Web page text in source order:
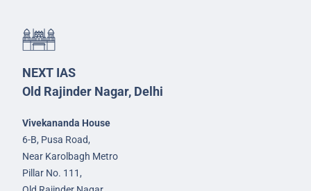
NEXT IAS
Old Rajinder Nagar, Delhi
Vivekananda House
6-B, Pusa Road,
Near Karolbagh Metro
Pillar No. 111,